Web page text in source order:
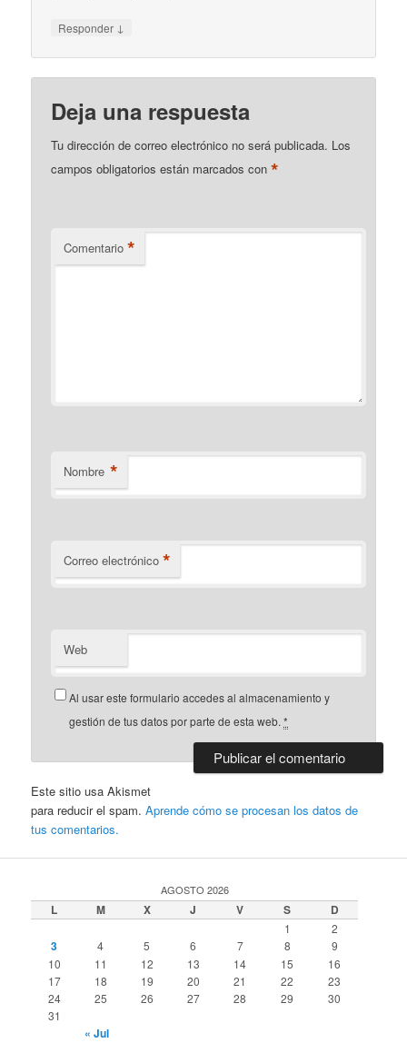
Responder ↓
Deja una respuesta
Tu dirección de correo electrónico no será publicada. Los
campos obligatorios están marcados con*
Comentario *
Nombre *
Correo electrónico *
Web
Al usar este formulario accedes al almacenamiento y
gestión de tus datos por parte de esta web.*
Este sitio usa Akismet
para reducir el spam.Aprende cómo se procesan los datos de
tus comentarios.
AGOSTO 2026
L M X J V S D
1 2
3 4 5 6 7 8
9
10
11 12 13 14 15
16
17
18 19 20 21 22
23
24
25 26 27 28 29
30
31
« Jul